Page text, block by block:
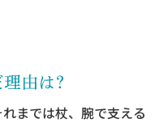
までは杖、腕で支える